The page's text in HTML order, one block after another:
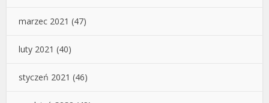
marzec 2021 (47)
luty 2021 (40)
styczeń 2021 (46)